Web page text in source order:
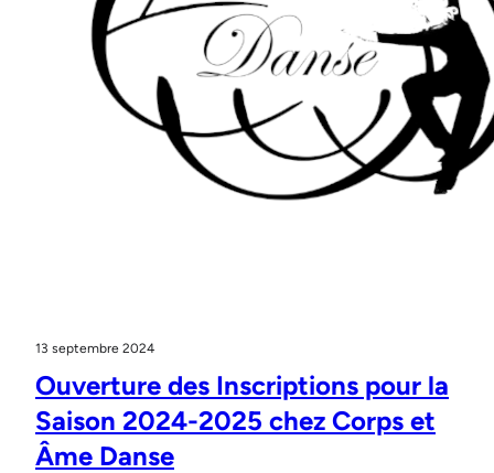
13 septembre 2024
Ouverture des Inscriptions pour la
Saison 2024-2025 chez Corps et
Âme Danse